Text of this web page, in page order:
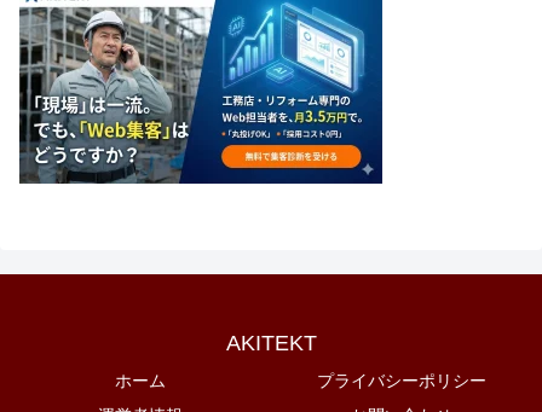
AKITEKT
ホーム
プライバシーポリシー